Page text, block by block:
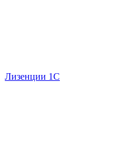
Лизенции 1С